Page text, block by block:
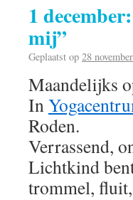
1
mij”
Geplaatst op 28
Maandelijks
In
Roden.
Verrassend,
Lichtkind
trommel,